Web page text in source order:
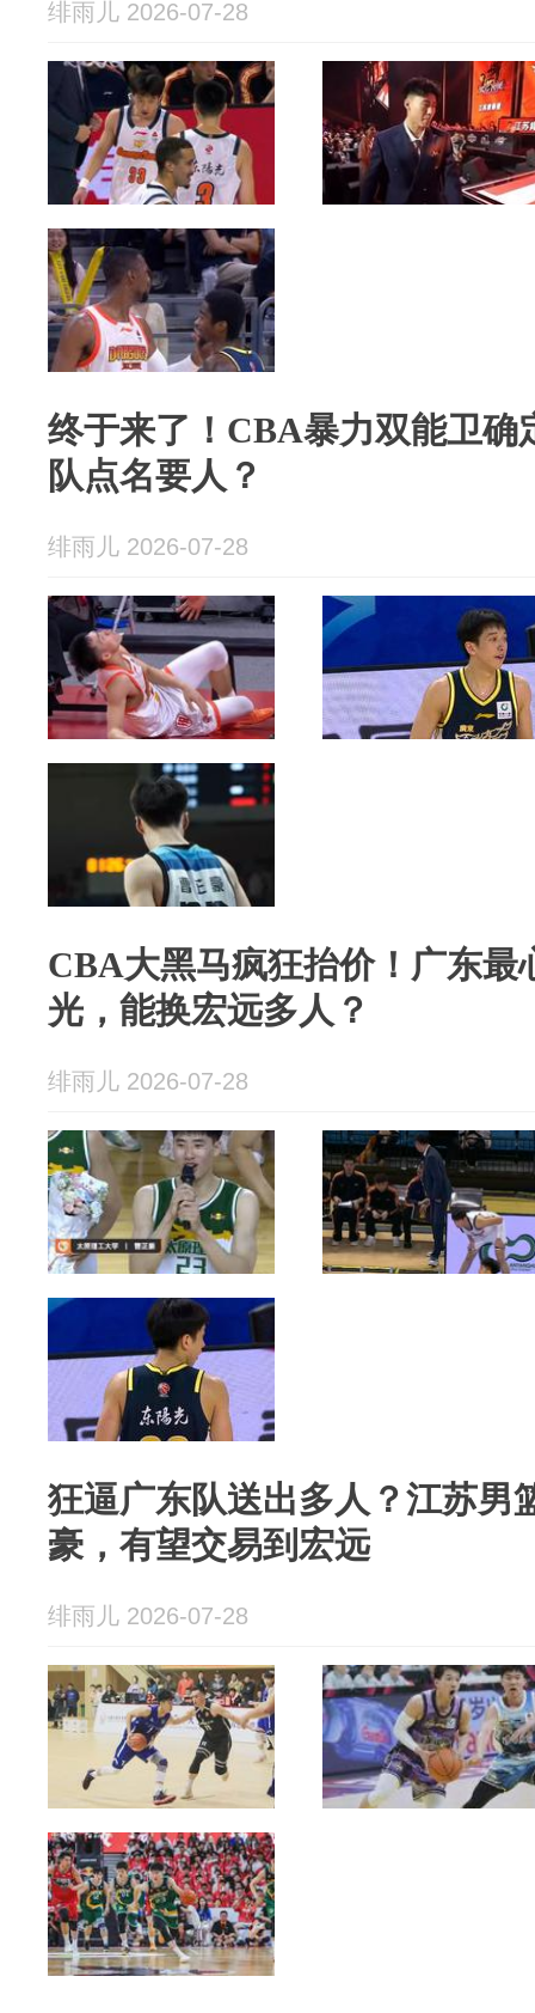
绯雨儿 2026-07-28
终于来了！CBA暴力双能卫确
队点名要人？
绯雨儿 2026-07-28
CBA大黑马疯狂抬价！广东最
光，能换宏远多人？
绯雨儿 2026-07-28
狂逼广东队送出多人？江苏男
豪，有望交易到宏远
绯雨儿 2026-07-28